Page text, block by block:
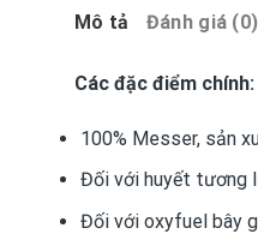
Mô tả Đánh giá (0)
Các đặc điểm chính:
100% Messer, sản
Đối với huyết tương
Đối với oxyfuel bây